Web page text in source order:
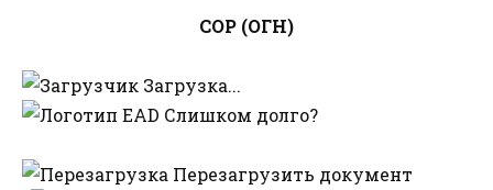
СОР (ОГН)
Загрузка...
Слишком долго?
Перезагрузить документ